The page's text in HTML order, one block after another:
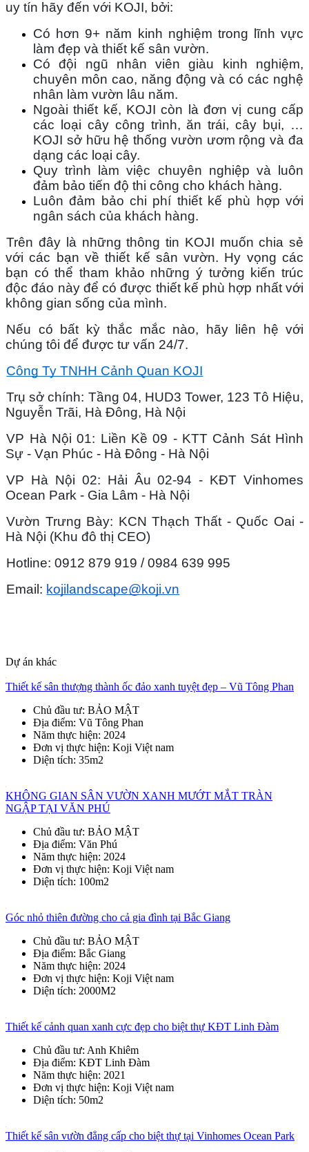
uy tín hãy đến với KOJI, bởi:
Có hơn 9+ năm kinh nghiệm trong lĩnh vực
làm đẹp và thiết kế sân vườn.
Có đội ngũ nhân viên giàu kinh nghiệm,
chuyên môn cao, năng động và có các nghệ
nhân làm vườn lâu năm.
Ngoài thiết kế, KOJI còn là đơn vị cung cấp
các loại cây công trình, ăn trái, cây bụi, …
KOJI sở hữu hệ thống vườn ươm rộng và đa
dạng các loại cây.
Quy trình làm việc chuyên nghiệp và luôn
đảm bảo tiến độ thi công cho khách hàng.
Luôn đảm bảo chi phí thiết kế phù hợp với
ngân sách của khách hàng.
Trên đây là những thông tin KOJI muốn chia sẻ
với các bạn về thiết kế sân vườn. Hy vọng các
bạn có thể tham khảo những ý tưởng kiến trúc
độc đáo này để có được thiết kế phù hợp nhất với
không gian sống của mình.
Nếu có bất kỳ thắc mắc nào, hãy liên hệ với
chúng tôi để được tư vấn 24/7.
Công Ty TNHH Cảnh Quan KOJI
Trụ sở chính: Tầng 04, HUD3 Tower, 123 Tô Hiệu,
Nguyễn Trãi, Hà Đông, Hà Nội
VP Hà Nội 01: Liền Kề 09 - KTT Cảnh Sát Hình
Sự - Vạn Phúc - Hà Đông - Hà Nội
VP Hà Nội 02: Hải Âu 02-94 - KĐT Vinhomes
Ocean Park - Gia Lâm - Hà Nội
Vườn Trưng Bày: KCN Thạch Thất - Quốc Oai -
Hà Nội (Khu đô thị CEO)
Hotline: 0912 879 919 / 0984 639 995
Email: kojilandscape@koji.vn
Dự án khác
Thiết kế sân thượng thành ốc đảo xanh tuyệt đẹp – Vũ Tông Phan
Chủ đầu tư: BẢO MẬT
Địa điểm: Vũ Tông Phan
Năm thực hiện: 2024
Đơn vị thực hiện: Koji Việt nam
Diện tích: 35m2
KHÔNG GIAN SÂN VƯỜN XANH MƯỚT MẮT TRÀN
NGẬP TẠI VĂN PHÚ
Chủ đầu tư: BẢO MẬT
Địa điểm: Văn Phú
Năm thực hiện: 2024
Đơn vị thực hiện: Koji Việt nam
Diện tích: 100m2
Góc nhỏ thiên đường cho cả gia đình tại Bắc Giang
Chủ đầu tư: BẢO MẬT
Địa điểm: Bắc Giang
Năm thực hiện: 2024
Đơn vị thực hiện: Koji Việt nam
Diện tích: 2000M2
Thiết kế cảnh quan xanh cực đẹp cho biệt thự KĐT Linh Đàm
Chủ đầu tư: Anh Khiêm
Địa điểm: KĐT Linh Đàm
Năm thực hiện: 2021
Đơn vị thực hiện: Koji Việt nam
Diện tích: 50m2
Thiết kế sân vườn đẳng cấp cho biệt thự tại Vinhomes Ocean Park